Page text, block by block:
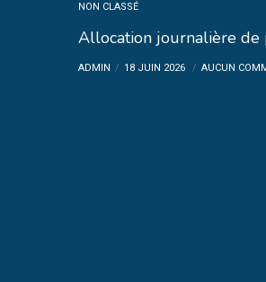
NON CLASSÉ
Allocation journalière de
ADMIN 18 JUIN 2026 AUCUN